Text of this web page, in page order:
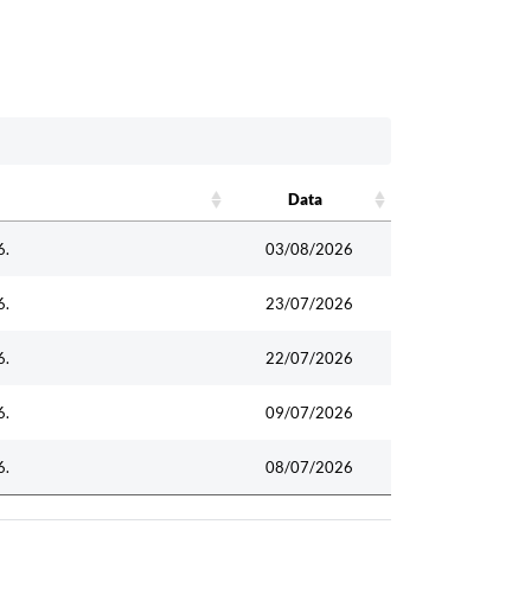
Data
03/08/2026
23/07/2026
22/07/2026
09/07/2026
08/07/2026